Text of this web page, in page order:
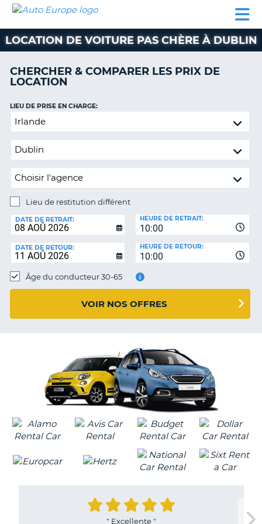
LOCATION
VOITURE
CAMPING-
CAR
CLIENT
AUTO
EUROPE
LOCATION
VOITURE
CAMPING-
CAR
PARTENAIRES
SUPPORT
CLIENT
COMPTE
MA
LOCATION DE VOITURE PAS CHÈRE À DUBLIN
CHERCHER & COMPARER LES PRIX DE
LOCATION
Lieu
restitution
LIEU DE PRISE EN CHARGE:
Lieu de restitution différent
DE
RESTITUTION:
DATE DE RETRAIT:
10:00
HEURE DE RETRAIT:
DATE DE RETOUR:
10:00
HEURE DE RETOUR:
Âge du conducteur 30-65
VOIR NOS OFFRES
" Excellente"